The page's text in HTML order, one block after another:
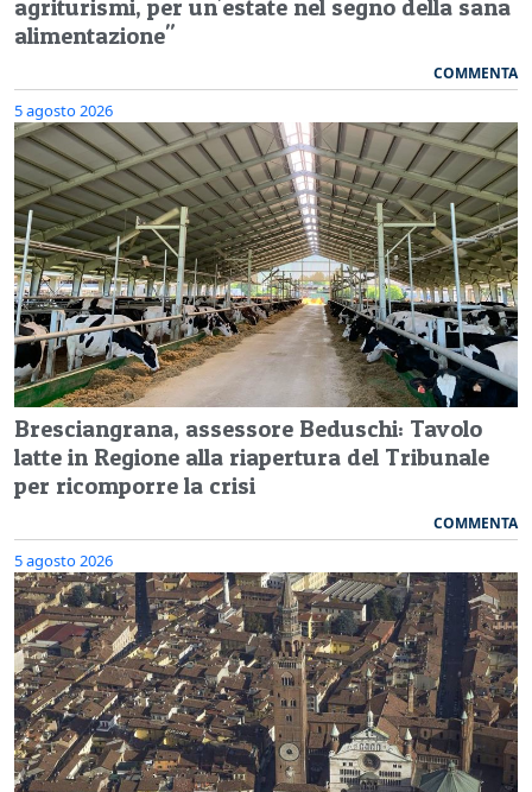
agriturismi, per un'estate nel segno della sana
alimentazione"
COMMENTA
5 agosto 2026
Bresciangrana, assessore Beduschi: Tavolo
latte in Regione alla riapertura del Tribunale
per ricomporre la crisi
COMMENTA
5 agosto 2026